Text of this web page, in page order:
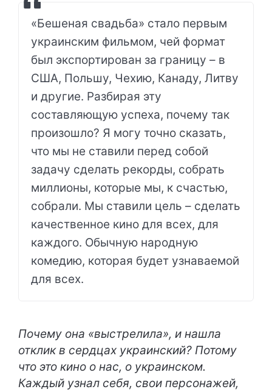
«Бешеная свадьба» стало первым
украинским фильмом, чей формат
был экспортирован за границу – в
США, Польшу, Чехию, Канаду, Литву
и другие. Разбирая эту
составляющую успеха, почему так
произошло? Я могу точно сказать,
что мы не ставили перед собой
задачу сделать рекорды, собрать
миллионы, которые мы, к счастью,
собрали. Мы ставили цель – сделать
качественное кино для всех, для
каждого. Обычную народную
комедию, которая будет узнаваемой
для всех.
Почему она «выстрелила», и нашла
отклик в сердцах украинский? Потому
что это кино о нас, о украинском.
Каждый узнал себя, свои персонажей,